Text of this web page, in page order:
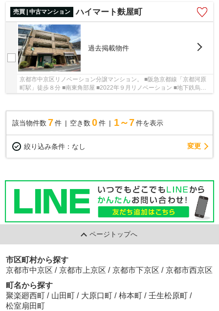
売買 | 中古マンション ハイマート麩屋町
過去掲載物件
京都市中京区リノベーション分譲マンション。 ■阪急京都線「京都河原
町駅」徒歩８分 ■南東角部屋 ■2022年９月リノベーション ■地下鉄烏丸
該当物件数 7件 空き数 0 件 1～7 件を表示
絞り込み条件： なし 変更
ページトップへ
市区町村から探す
京都市中京区 / 京都市上京区 / 京都市下京区 / 京都市西京区
町名から探す
聚楽廻西町 / 山田町 / 大原口町 / 柿本町 / 壬生松原町 /
松室扇田町